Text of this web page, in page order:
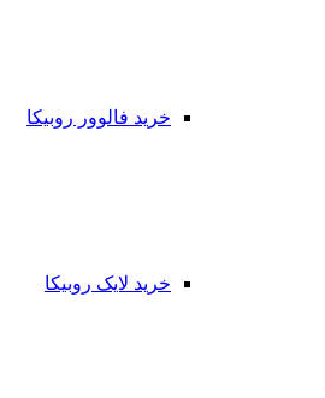
خرید فالوور روبیکا
خرید لایک روبیکا